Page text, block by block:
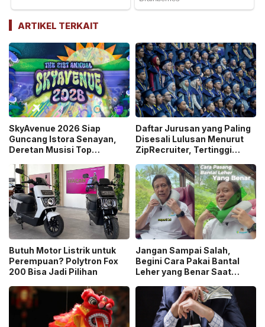
ARTIKEL TERKAIT
SkyAvenue 2026 Siap
Guncang Istora Senayan,
Deretan Musisi Top
dan Raisa Bakal Tampil
Daftar Jurusan yang Paling
Disesali Lulusan Menurut
ZipRecruiter, Tertinggi
Butuh Motor Listrik untuk
Perempuan? Polytron Fox
200 Bisa Jadi Pilihan
Jangan Sampai Salah,
Begini Cara Pakai Bantal
Leher yang Benar Saat